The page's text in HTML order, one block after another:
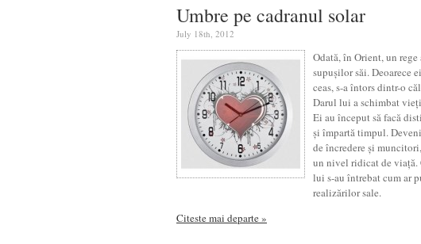
Umbre pe cadranul solar
July 18th, 2012
Odată, în Orient, un
supușilor săi. Deoarece
ceas, s-a întors dintr-o
Darul lui a schimbat
Ei au început să facă
și împartă timpul.
de încredere și
un nivel ridicat de viață.
lui s-au întrebat cum ar
realizărilor sale.
Citeste mai departe »